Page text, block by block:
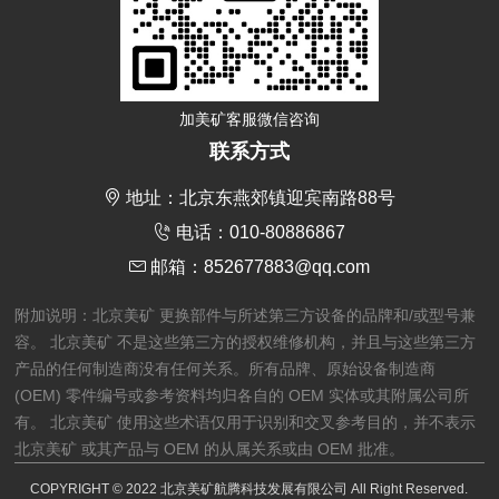
联系方式
地址：北京东燕郊镇迎宾南路88号
电话：010-80886867
邮箱：852677883@qq.com
加美矿客服微信咨询
附加说明：北京美矿 更换部件与所述第三方设备的品牌和/或型号兼
容。 北京美矿 不是这些第三方的授权维修机构，并且与这些第三方
产品的任何制造商没有任何关系。所有品牌、原始设备制造商
(OEM) 零件编号或参考资料均归各自的 OEM 实体或其附属公司所
有。 北京美矿 使用这些术语仅用于识别和交叉参考目的，并不表示
北京美矿 或其产品与 OEM 的从属关系或由 OEM 批准。
COPYRIGHT © 2022 北京美矿航腾科技发展有限公司 All Right Reserved.